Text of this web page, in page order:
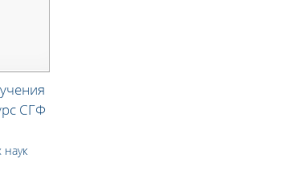
СГФ